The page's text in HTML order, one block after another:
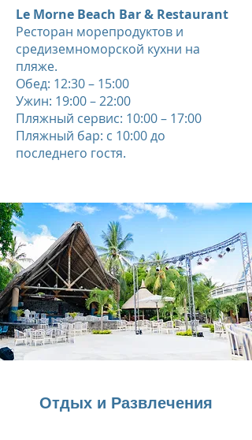
Le Morne Beach Bar & Restaurant
Ресторан морепродуктов и
средиземноморской кухни на
пляже.
Обед: 12:30 – 15:00
Ужин: 19:00 – 22:00
Пляжный сервис: 10:00 – 17:00
Пляжный бар: с 10:00 до
последнего гостя.
Отдых и Pазвлечения